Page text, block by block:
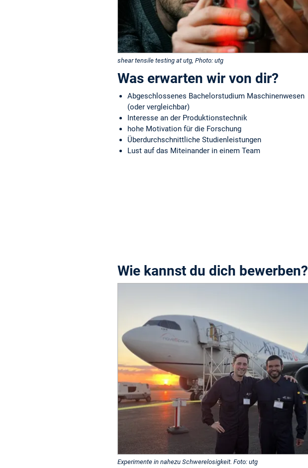
shear tensile testing at utg, Photo: utg
Was erwarten wir von dir?
Abgeschlossenes Bachelorstudium Maschinenwesen
(oder vergleichbar)
Interesse an der Produktionstechnik
hohe Motivation für die Forschung
Überdurchschnittliche Studienleistungen
Lust auf das Miteinander in einem Team
Wie kannst du dich bewerben?
Experimente in nahezu Schwerelosigkeit. Foto: utg